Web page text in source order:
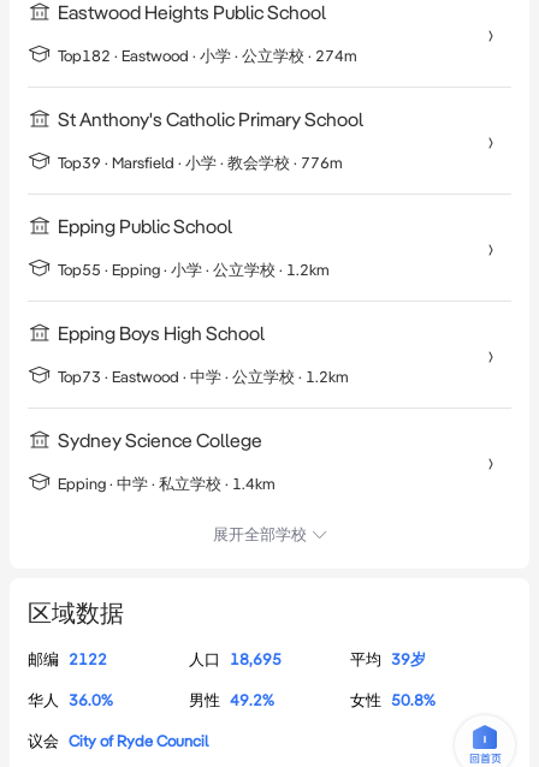
Eastwood Heights Public School
Top182 · Eastwood · 小学 · 公立学校 · 274m
St Anthony's Catholic Primary School
Top39 · Marsfield · 小学 · 教会学校 · 776m
Epping Public School
Top55 · Epping · 小学 · 公立学校 · 1.2km
Epping Boys High School
Top73 · Eastwood · 中学 · 公立学校 · 1.2km
Sydney Science College
Epping · 中学 · 私立学校 · 1.4km
展开全部学校
区域数据
邮编 2122 人口 18,695 平均 39岁
华人 36.0% 男性 49.2% 女性 50.8%
议会 City of Ryde Council